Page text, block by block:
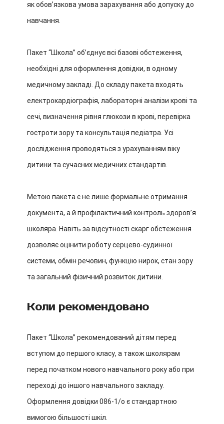
як обовʼязкова умова зарахування або допуску до
навчання.
Пакет “Школа” обʼєднує всі базові обстеження,
необхідні для оформлення довідки, в одному
медичному закладі. До складу пакета входять
електрокардіографія, лабораторні аналізи крові та
сечі, визначення рівня глюкози в крові, перевірка
гостроти зору та консультація педіатра. Усі
дослідження проводяться з урахуванням віку
дитини та сучасних медичних стандартів.
Метою пакета є не лише формальне отримання
документа, а й профілактичний контроль здоровʼя
школяра. Навіть за відсутності скарг обстеження
дозволяє оцінити роботу серцево-судинної
системи, обмін речовин, функцію нирок, стан зору
та загальний фізичний розвиток дитини.
Коли рекомендовано
Пакет “Школа” рекомендований дітям перед
вступом до першого класу, а також школярам
перед початком нового навчального року або при
переході до іншого навчального закладу.
Оформлення довідки 086-1/о є стандартною
вимогою більшості шкіл.